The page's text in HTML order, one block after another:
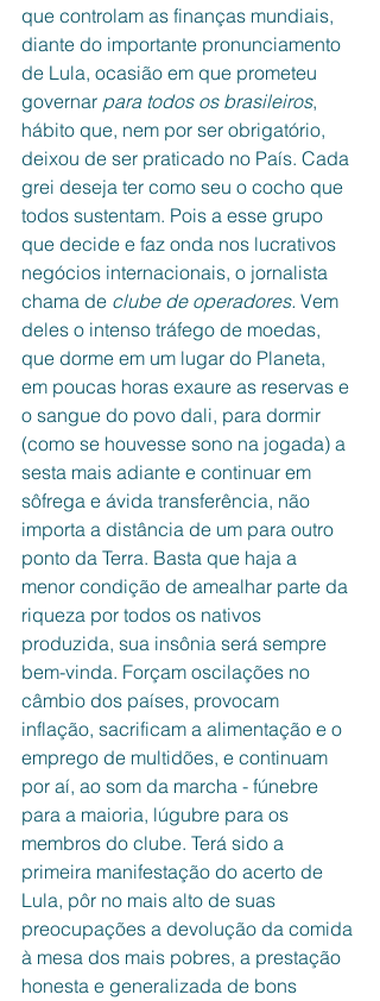
que controlam as finanças mundiais,
diante do importante pronunciamento
de Lula, ocasião em que prometeu
governar para todos os brasileiros,
hábito que, nem por ser obrigatório,
deixou de ser praticado no País. Cada
grei deseja ter como seu o cocho que
todos sustentam. Pois a esse grupo
que decide e faz onda nos lucrativos
negócios internacionais, o jornalista
chama de clube de operadores. Vem
deles o intenso tráfego de moedas,
que dorme em um lugar do Planeta,
em poucas horas exaure as reservas e
o sangue do povo dali, para dormir
(como se houvesse sono na jogada) a
sesta mais adiante e continuar em
sôfrega e ávida transferência, não
importa a distância de um para outro
ponto da Terra. Basta que haja a
menor condição de amealhar parte da
riqueza por todos os nativos
produzida, sua insônia será sempre
bem-vinda. Forçam oscilações no
câmbio dos países, provocam
inflação, sacrificam a alimentação e o
emprego de multidões, e continuam
por aí, ao som da marcha - fúnebre
para a maioria, lúgubre para os
membros do clube. Terá sido a
primeira manifestação do acerto de
Lula, pôr no mais alto de suas
preocupações a devolução da comida
à mesa dos mais pobres, a prestação
honesta e generalizada de bons